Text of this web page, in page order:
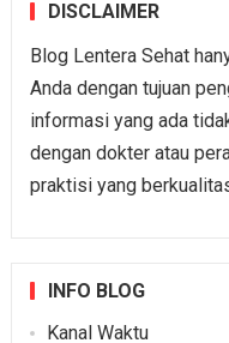
DISCLAIMER
Blog Lentera Sehat
Anda dengan tujuan
informasi yang ada
dengan dokter atau
praktisi yang
INFO BLOG
Kanal Waktu